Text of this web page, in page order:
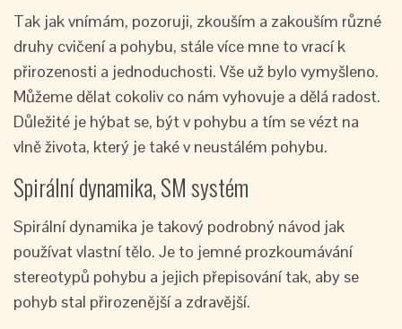
Tak jak vnímám, pozoruji, zkouším a zakouším různé
druhy cvičení a pohybu, stále více mne to vrací k
přirozenosti a jednoduchosti. Vše už bylo vymyšleno.
Můžeme dělat cokoliv co nám vyhovuje a dělá radost.
Důležité je hýbat se, být v pohybu a tím se vézt na
vlně života, který je také v neustálém pohybu.
Spirální dynamika, SM systém
Spirální dynamika je takový podrobný návod jak
používat vlastní tělo. Je to jemné prozkoumávání
stereotypů pohybu a jejich přepisování tak, aby se
pohyb stal přirozenější a zdravější.